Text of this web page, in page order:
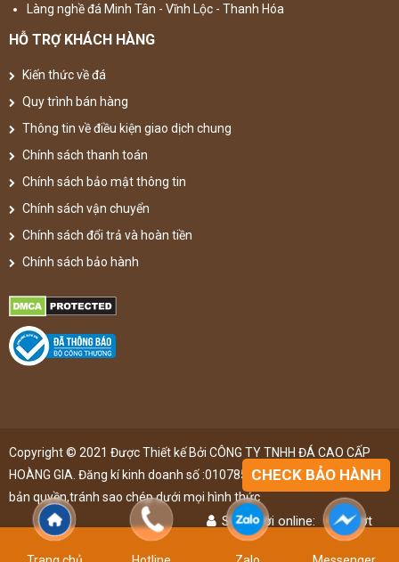
Làng nghề đá Minh Tân - Vĩnh Lộc - Thanh Hóa
HỖ TRỢ KHÁCH HÀNG
Kiến thức về đá
Quy trình bán hàng
Thông tin về điều kiện giao dịch chung
Chính sách thanh toán
Chính sách bảo mật thông tin
Chính sách vận chuyển
Chính sách đổi trả và hoàn tiền
Chính sách bảo hành
Copyright © 2021 Được Thiết kế Bởi CÔNG TY TNHH ĐÁ CAO CẤP
HOÀNG GIA. Đăng kí kinh doanh số :0107851148 ,đã được đăng kí
bản quyền,tránh sao chép dưới mọi hình thức
Số người online: 48 lượt
Lượt truy cập:
4893996 lượt
CHECK BẢO HÀNH